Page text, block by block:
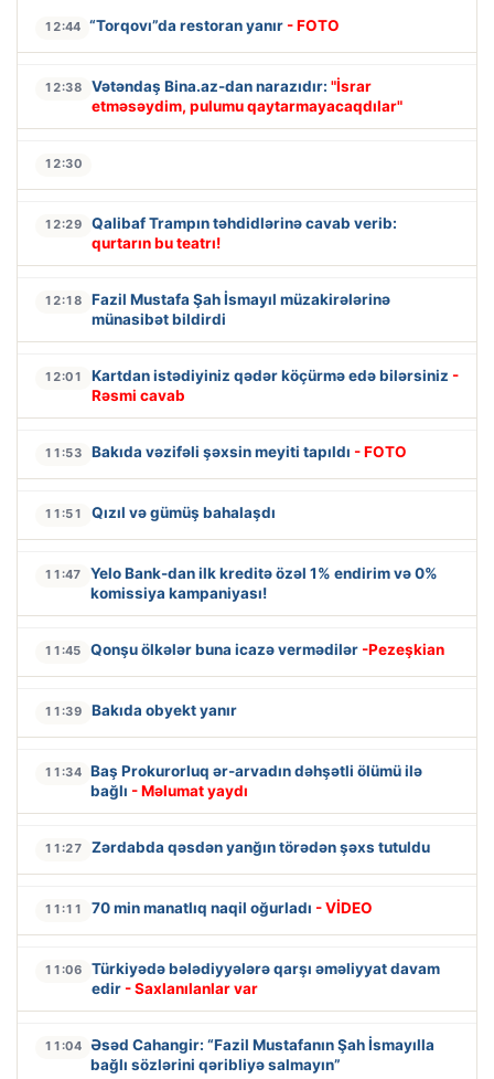
12:44 “Torqovı”da restoran yanır - FOTO
12:38 Vətəndaş Bina.az-dan narazıdır: "İsrar
etməsəydim, pulumu qaytarmayacaqdılar"
12:30
12:29
Qalibaf Trampın təhdidlərinə cavab verib:
qurtarın bu teatrı!
12:18
Fazil Mustafa Şah İsmayıl müzakirələrinə
münasibət bildirdi
12:01 Kartdan istədiyiniz qədər köçürmə edə bilərsiniz -
Rəsmi cavab
11:53 Bakıda vəzifəli şəxsin meyiti tapıldı - FOTO
11:51 Qızıl və gümüş bahalaşdı
11:47
Yelo Bank-dan ilk kreditə özəl 1% endirim və 0%
komissiya kampaniyası!
11:45 Qonşu ölkələr buna icazə vermədilər -Pezeşkian
11:39 Bakıda obyekt yanır
11:34 Baş Prokurorluq ər-arvadın dəhşətli ölümü ilə
bağlı - Məlumat yaydı
11:27 Zərdabda qəsdən yanğın törədən şəxs tutuldu
11:11 70 min manatlıq naqil oğurladı - VİDEO
11:06
Türkiyədə bələdiyyələrə qarşı əməliyyat davam
edir - Saxlanılanlar var
11:04
Əsəd Cahangir: “Fazil Mustafanın Şah İsmayılla
bağlı sözlərini qəribliyə salmayın”